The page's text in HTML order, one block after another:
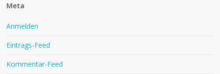
Meta
Anmelden
Eintrags-Feed
Kommentar-Feed